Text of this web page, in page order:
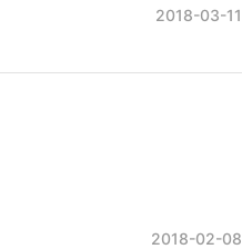
2018-03-11
2018-02-08